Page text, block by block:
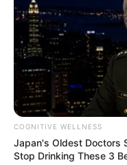
COGNITIVE WELLNESS
Japan's Oldest Doctors
Stop Drinking These 3